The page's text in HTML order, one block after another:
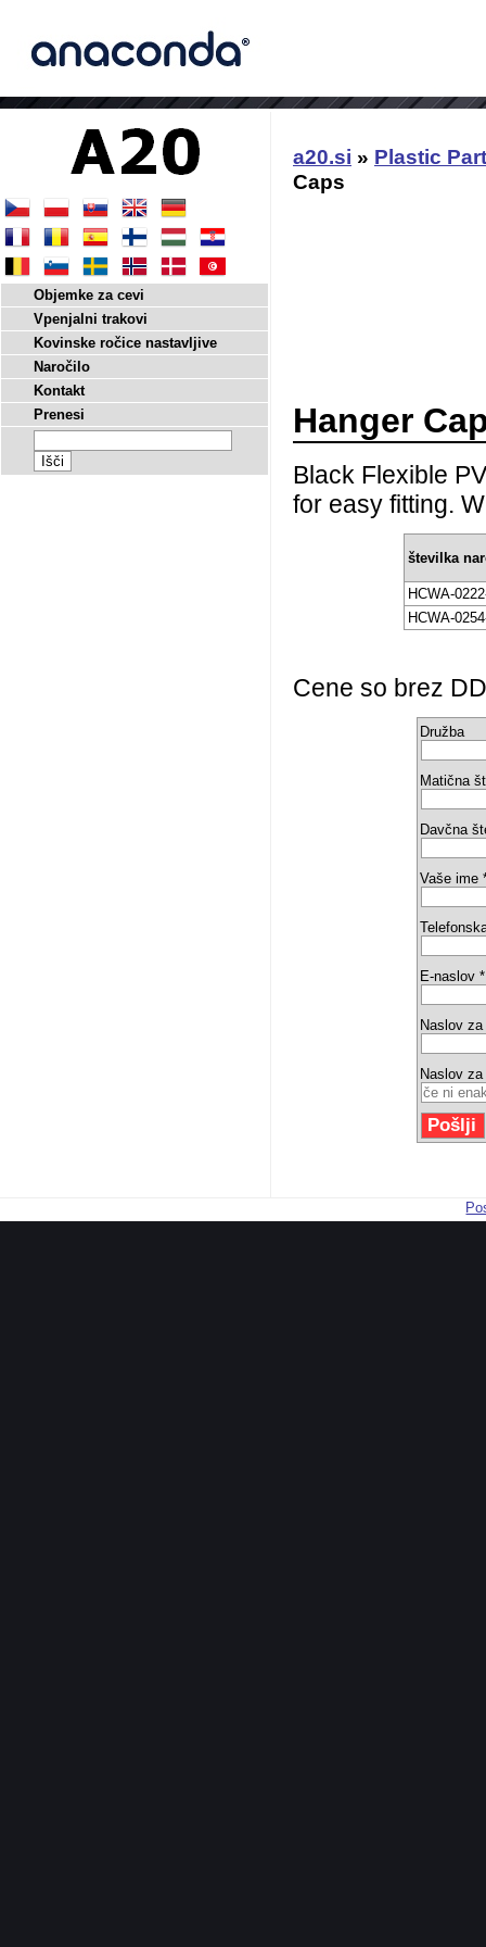
a20.si » Plastic
Caps
Hanger
Black Flexible
for easy fitting.
številka
HCWA-
HCWA-
Cene so brez
Družba
Matična
Davčna
Vaše ime
E-naslov *
Naslov
Naslov
Objemke za cevi
Vpenjalni trakovi
Kovinske ročice nastavljive
Naročilo
Kontakt
Prenesi